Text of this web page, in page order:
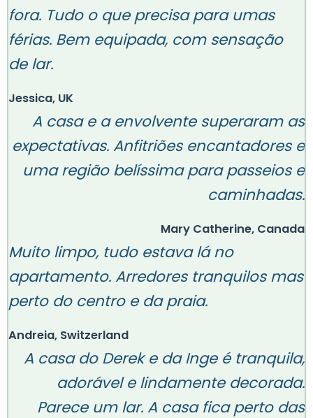
fora. Tudo o que precisa para umas
férias. Bem equipada, com sensação
de lar.
Jessica, UK
A casa e a envolvente superaram as
expectativas. Anfitriões encantadores e
uma região belíssima para passeios e
caminhadas.
Mary Catherine, Canada
Muito limpo, tudo estava lá no
apartamento. Arredores tranquilos mas
perto do centro e da praia.
Andreia, Switzerland
A casa do Derek e da Inge é tranquila,
adorável e lindamente decorada.
Parece um lar. A casa fica perto das